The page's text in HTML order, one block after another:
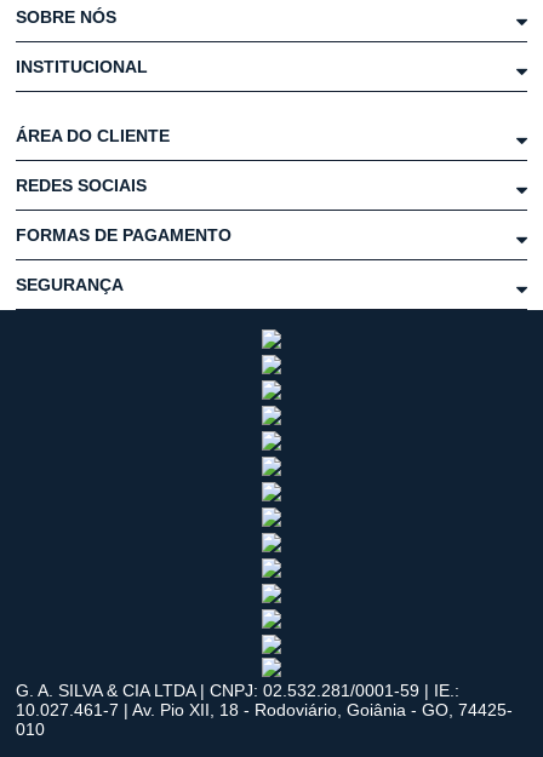
SOBRE NÓS
INSTITUCIONAL
ÁREA DO CLIENTE
REDES SOCIAIS
FORMAS DE PAGAMENTO
SEGURANÇA
G. A. SILVA & CIA LTDA | CNPJ: 02.532.281/0001-59 | IE.:
10.027.461-7 | Av. Pio XII, 18 - Rodoviário, Goiânia - GO, 74425-
010